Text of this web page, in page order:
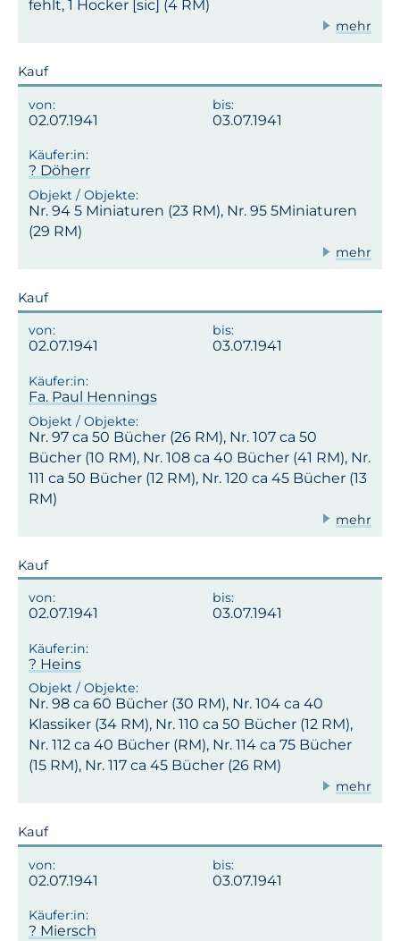
fehlt, 1 Hocker [sic] (4 RM)
mehr
Kauf
02.07.1941 03.07.1941
? Döherr
Nr. 94 5 Miniaturen (23 RM), Nr. 95 5Miniaturen
(29 RM)
mehr
Kauf
02.07.1941 03.07.1941
Fa. Paul Hennings
Nr. 97 ca 50 Bücher (26 RM), Nr. 107 ca 50
Bücher (10 RM), Nr. 108 ca 40 Bücher (41 RM), Nr.
111 ca 50 Bücher (12 RM), Nr. 120 ca 45 Bücher (13
RM)
mehr
Kauf
02.07.1941 03.07.1941
? Heins
Nr. 98 ca 60 Bücher (30 RM), Nr. 104 ca 40
Klassiker (34 RM), Nr. 110 ca 50 Bücher (12 RM),
Nr. 112 ca 40 Bücher (RM), Nr. 114 ca 75 Bücher
(15 RM), Nr. 117 ca 45 Bücher (26 RM)
mehr
Kauf
02.07.1941 03.07.1941
? Miersch